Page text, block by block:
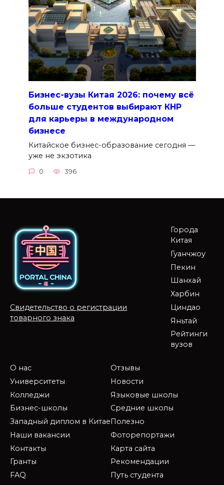
Бизнес-вузы Китая 2026: почему всё
больше студентов выбирают КНР
для карьеры в международном
бизнесе
Китайское бизнес-образование сегодня —
уже не экзотика
0 396
Свидетельство о регистрации
товарного знака
Города
Китая
Гуанчжоу
Пекин
Шанхай
Харбин
Циндао
Яньтай
Рейтинги
вузов
О нас
Университеты
Колледжи
Бизнес-школы
Западный диплом в Китае
Наши вакансии
Контакты
Гранты
FAQ
Отзывы
Новости
Языковые школы
Средние школы
Полезно
Фоторепортажи
Карта сайта
Рекомендации
Путь студента